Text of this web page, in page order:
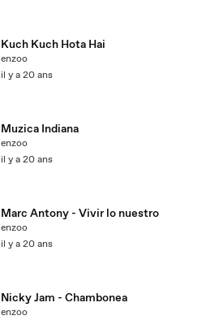
Kuch Kuch Hota Hai
enzoo
il y a 20 ans
Muzica Indiana
enzoo
il y a 20 ans
Marc Antony - Vivir lo nuestro
enzoo
il y a 20 ans
Nicky Jam - Chambonea
enzoo